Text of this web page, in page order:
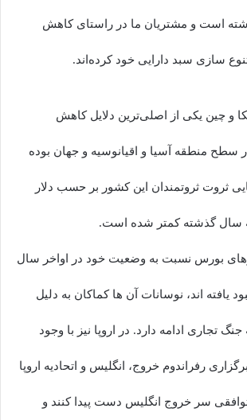
است و مشتریان ما در راستای کاهش
سازی سبد دارایی خود کرده‌اند.
و چین یکی از اصلی‌ترین دلایل کاهش
سطح منطقه آسیا و اقیانوسیه و جهان بوده
ثروت ثروتمندان این کشور بر حسب دلار
بورس نسبت به وضعیت خود در اواخر سال
بهبود یافته اند، نوسانات آن ها کماکان به دلیل
تجاری ادامه دارد. در اروپا نیز با وجود
رفراندوم خروج، انگلیس و اتحادیه اروپا
توافقی سر خروج انگلیس دست پیدا کنند و